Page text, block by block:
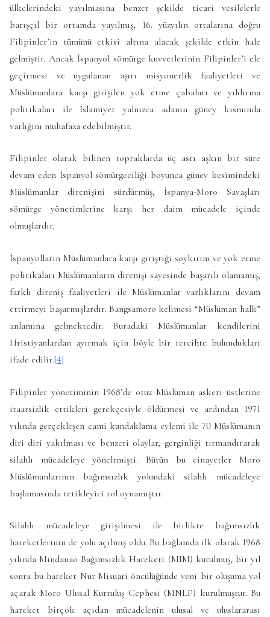
ülkelerindeki yayılmasına benzer şekilde ticari vesilelerle
barışçıl bir ortamda yayılmış, 16. yüzyılın ortalarına doğru
Filipinler’in tümünü etkisi altına alacak şekilde etkin hale
gelmiştir. Ancak İspanyol sömürge kuvvetlerinin Filipinler’i ele
geçirmesi ve uygulanan aşırı misyonerlik faaliyetleri ve
Müslümanlara karşı girişilen yok etme çabaları ve yıldırma
politikaları ile İslamiyet yalnızca adanın güney kısmında
varlığını muhafaza edebilmiştir.
Filipinler olarak bilinen topraklarda üç asrı aşkın bir süre
devam eden İspanyol sömürgeciliği boyunca güney kesimindeki
Müslümanlar direnişini sürdürmüş, İspanya-Moro Savaşları
sömürge yönetimlerine karşı her daim mücadele içinde
olmuşlardır.
İspanyolların Müslümanlara karşı giriştiği soykırım ve yok etme
politikaları Müslümanların direnişi sayesinde başarılı olamamış,
farklı direniş faaliyetleri ile Müslümanlar varlıklarını devam
ettirmeyi başarmışlardır. Bangsamoro kelimesi “Müslüman halk”
anlamına gelmektedir. Buradaki Müslümanlar kendilerini
Hristiyanlardan ayırmak için böyle bir tercihte bulundukları
ifade edilir.[4]
Filipinler yönetiminin 1968’de otuz Müslüman askeri üstlerine
itaatsizlik ettikleri gerekçesiyle öldürmesi ve ardından 1971
yılında gerçekleşen cami kundaklama eylemi ile 70 Müslümanın
diri diri yakılması ve benzeri olaylar, gerginliği tırmandırarak
silahlı mücadeleye yöneltmişti. Bütün bu cinayetler Moro
Müslümanlarının bağımsızlık yolundaki silahlı mücadeleye
başlamasında tetikleyici rol oynamıştır.
Silahlı mücadeleye girişilmesi ile birlikte bağımsızlık
hareketlerinin de yolu açılmış oldu. Bu bağlamda ilk olarak 1968
yılında Mindanao Bağımsızlık Hareketi (MIM) kurulmuş, bir yıl
sonra bu hareket Nur Misuari öncülüğünde yeni bir oluşuma yol
açarak Moro Ulusal Kurtuluş Cephesi (MNLF) kurulmuştur. Bu
hareket birçok açıdan mücadelenin ulusal ve uluslararası